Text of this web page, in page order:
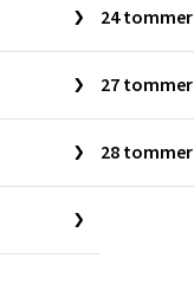
24 tommer
27 tommer
28 tommer